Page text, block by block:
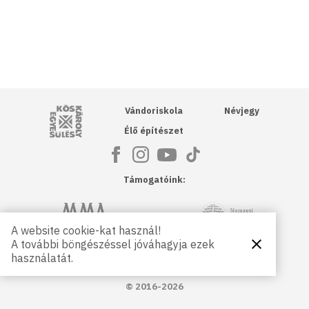
Kós Károly Egyesülés
Vándoriskola
Élő építészet
Névjegy
Támogatóink:
Magyar Művészeti Akadémia NKA
Petőfi Kulturális Ügynökség
© 2016-2026
A website cookie-kat használ!
A további böngészéssel jóváhagyja ezek
használatát.
Bezárás